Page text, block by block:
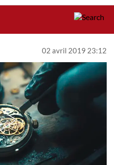
02 avril 2019 23:12